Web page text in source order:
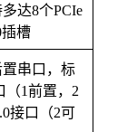
达8个PCIe
插槽
串口，标
（1前置，2
接口（2可